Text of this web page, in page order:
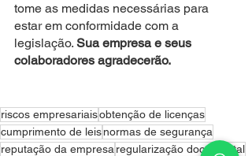
tome as medidas necessárias para
estar em conformidade com a
legislação. Sua empresa e seus
colaboradores agradecerão.
riscos empresariaisobtenção de licenças
cumprimento de leisnormas de segurança
reputação da empresa regularização documental